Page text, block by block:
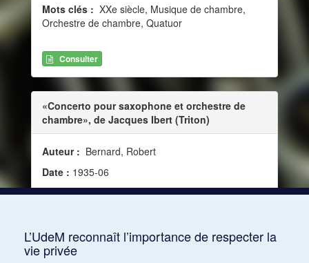
Mots clés : XXe siècle, Musique de chambre,
Orchestre de chambre, Quatuor
Consulter
«Concerto pour saxophone et orchestre de
chambre», de Jacques Ibert (Triton)
Auteur : Bernard, Robert
Date : 1935-06
Source :La Revue musicale, vol. 16, no 157 (juin
L’UdeM reconnaît l’importance de respecter la
vie privée